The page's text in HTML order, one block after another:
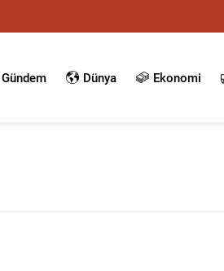
Gündem Dünya Ekonomi